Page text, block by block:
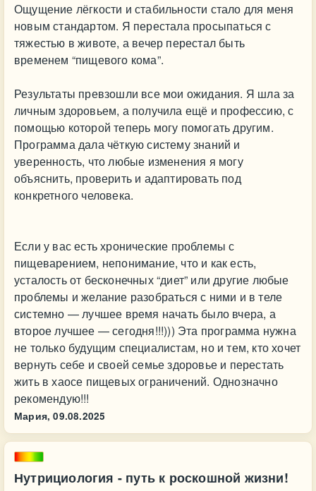
Ощущение лёгкости и стабильности стало для меня
новым стандартом. Я перестала просыпаться с
тяжестью в животе, а вечер перестал быть
временем “пищевого кома”.
Результаты превзошли все мои ожидания. Я шла за
личным здоровьем, а получила ещё и профессию, с
помощью которой теперь могу помогать другим.
Программа дала чёткую систему знаний и
уверенность, что любые изменения я могу
объяснить, проверить и адаптировать под
конкретного человека.
Если у вас есть хронические проблемы с
пищеварением, непонимание, что и как есть,
усталость от бесконечных “диет” или другие любые
проблемы и желание разобраться с ними и в теле
системно — лучшее время начать было вчера, а
второе лучшее — сегодня!!!))) Эта программа нужна
не только будущим специалистам, но и тем, кто хочет
вернуть себе и своей семье здоровье и перестать
жить в хаосе пищевых ограничений. Однозначно
рекомендую!!!
Мария, 09.08.2025
Нутрициология - путь к роскошной жизни!